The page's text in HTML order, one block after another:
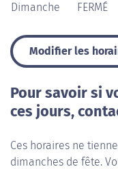
Dimanche
FERMÉ
Modifier les
Pour savoir si
ces jours,
Ces horaires ne
dimanches de fête.